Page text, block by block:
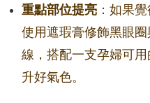
重點部位提亮 ：如果
使用遮瑕膏修飾黑眼
線，搭配一支孕婦可
升好氣色。